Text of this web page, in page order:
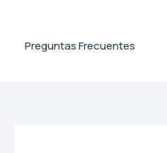
Preguntas Frecuentes